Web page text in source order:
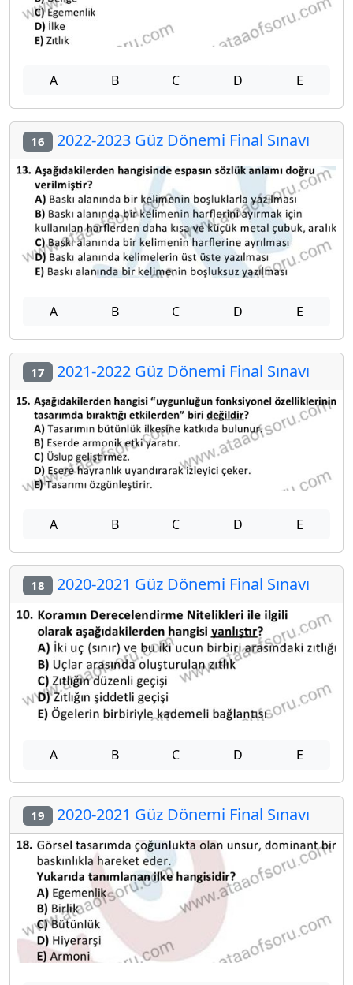
A B C D E
16 2022-2023 Güz Dönemi Final Sınavı
A B C D E
17 2021-2022 Güz Dönemi Final Sınavı
A B C D E
18 2020-2021 Güz Dönemi Final Sınavı
A B C D E
19 2020-2021 Güz Dönemi Final Sınavı